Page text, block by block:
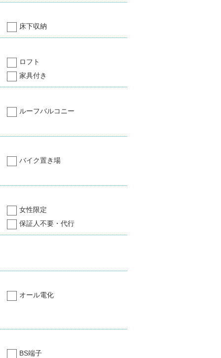
床下収納
ロフト
家具付き
ルーフバルコニー
バイク置き場
女性限定
保証人不要・代行
オール電化
BS端子